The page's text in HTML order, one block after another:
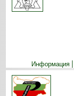
Информация